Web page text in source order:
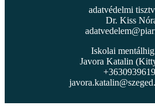
adatvédelmi
Dr. Kiss
Iskolai
Javora Katalin